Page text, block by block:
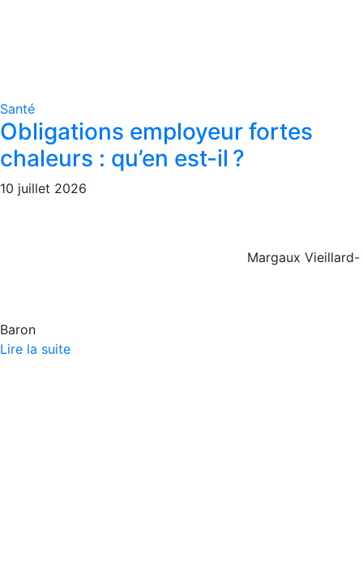
Santé
Obligations employeur fortes
chaleurs : qu’en est-il ?
10 juillet 2026
Margaux Vieillard-
Baron
Lire la suite